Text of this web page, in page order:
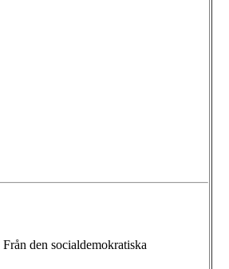
den socialdemokratiska